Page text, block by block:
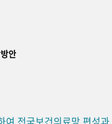
안